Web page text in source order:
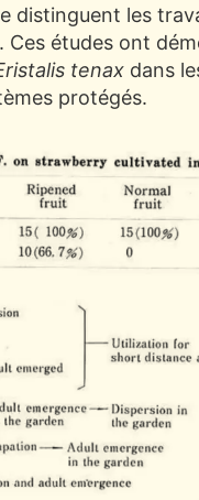
distinguent les
. Ces études ont
tenax dans
protégés.